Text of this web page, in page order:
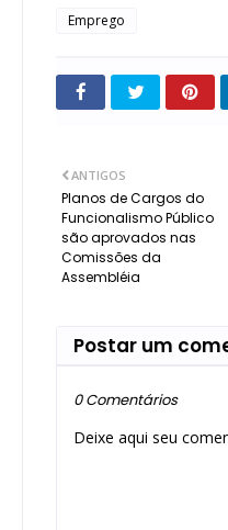
Emprego
ANTIGOS
Planos de Cargos do
Funcionalismo Público
são aprovados nas
Comissões da
Assembléia
Postar um
0 Comentários
Deixe aqui seu